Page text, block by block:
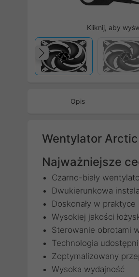
Kliknij, aby
Poprzedni
Opis
Wentylator Arctic
Najważniejsze
Czarno-biały
Dwukierunkowa
Doskonały w praktyce
Wysokiej jakości
Sterowanie obrotami
Technologia
Zoptymalizowany
Wysoka wydajność